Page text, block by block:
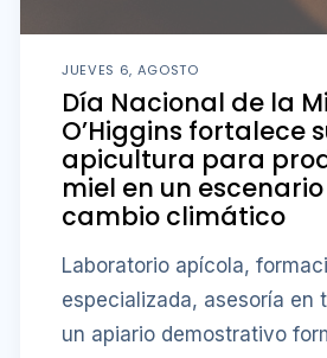
JUEVES 6, AGOSTO
Día Nacional de la
O’Higgins fortalece
apicultura para
miel en un
cambio climático
Laboratorio apícola,
especializada, asesoría en
un apiario demostrativo